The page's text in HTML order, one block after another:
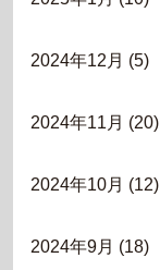
2024年12月 (5)
2024年11月 (20)
2024年10月 (12)
2024年9月 (18)